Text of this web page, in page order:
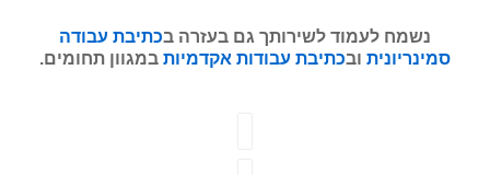
נשמח לעמוד לשירותך גם בעזרה בכתיבת עבודה
סמינריונית ובכתיבת עבודות אקדמיות במגוון תחומים.